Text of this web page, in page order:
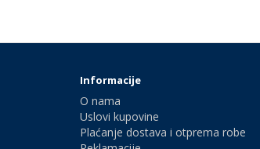
Informacije
O nama
Uslovi kupovine
Plaćanje dostava i otprema robe